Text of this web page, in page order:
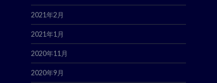
2021年2月
2021年1月
2020年11月
2020年9月